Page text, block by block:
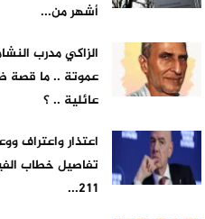
أشهر من...
الزاكي مدرب
عموتة .. ما قصة
عائلية .. ؟
اعتذار واعتراف
تفاصيل خطاب
211...